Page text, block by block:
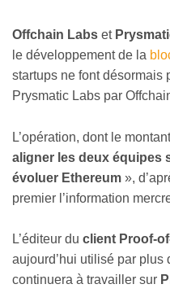
Offchain Labs et
le développement de la
startups ne font désormais
Prysmatic Labs par
L’opération, dont le
aligner les deux équipes
évoluer Ethereum »,
premier l’information
L’éditeur du client Proof-
aujourd’hui utilisé par
continuera à travailler sur